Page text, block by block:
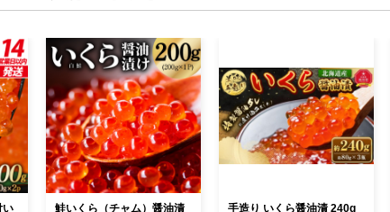
い 鮭いくら（チャム）醤油漬 手造り いくら醤油漬 240g